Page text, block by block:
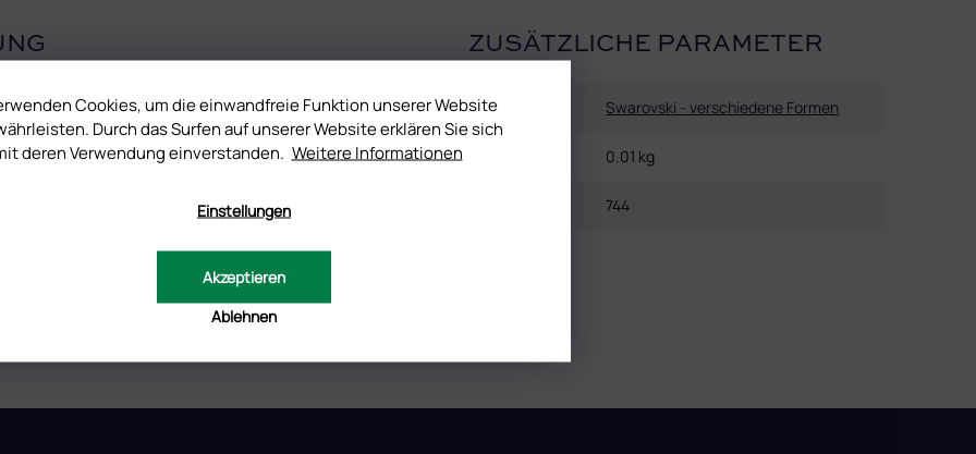
Cookies, um die einwandfreie Funktion unserer Website
Durch das Surfen auf unserer Website erklären Sie sich
deren Verwendung einverstanden. Weitere Informationen
Einstellungen
Ablehnen
Akzeptieren
Sie ihren Kundinnen gönnen können. Verlassen Sie sich auf
mit tollem Glanz und einzigartiger Dauerhaftigkeit verblüffen.
sich nur minimal ab.
direkt vom Hersteller.
Steinchen auf ihrem Platz bis zur weiteren Ergänzung hält,
ZUSÄTZLICHE PARAMETER
Kategorie Swarovski - verschiedene Formen
0.01 kg
744